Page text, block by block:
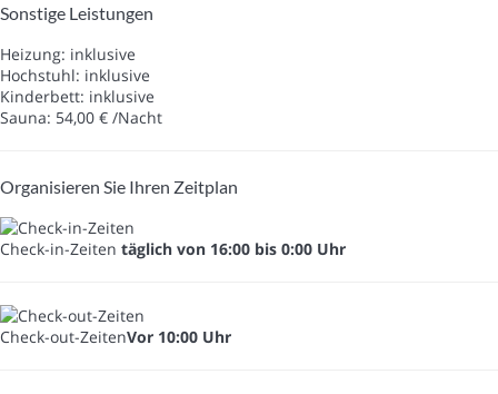
Sonstige Leistungen
Heizung: inklusive
Hochstuhl: inklusive
Kinderbett: inklusive
Sauna: 54,00 € /Nacht
Organisieren Sie Ihren Zeitplan
Check-in-Zeiten täglich von 16:00 bis 0:00 Uhr
Check-out-ZeitenVor 10:00 Uhr